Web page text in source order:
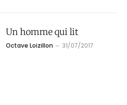
Un homme qui lit
Octave Loizillon 31/07/2017